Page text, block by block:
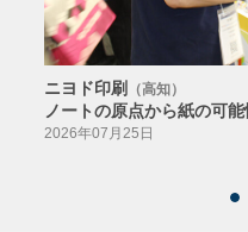
ニヨド印刷 （高知）
ノートの原点から紙の可
2026年07月25日